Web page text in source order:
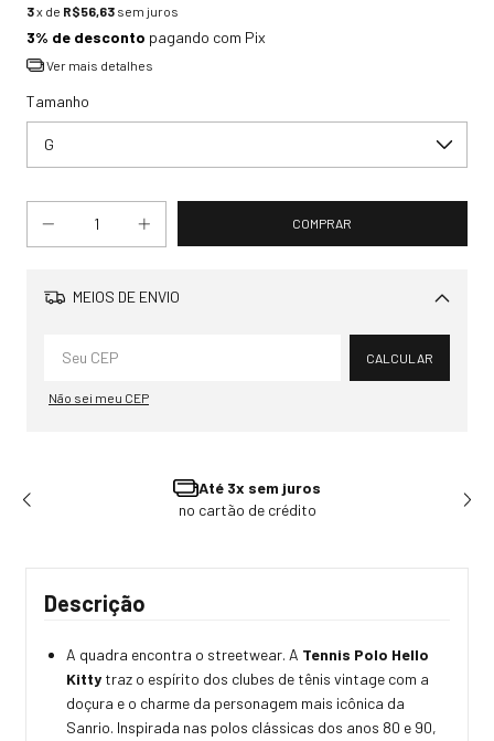
3x de R$56,63 sem juros
3% de desconto pagando com Pix
Ver mais detalhes
Tamanho
MEIOS DE ENVIO
Alterar CEP
CALCULAR
Não sei meu CEP
Até 3x sem juros
no cartão de crédito
Descrição
A quadra encontra o streetwear. A Tennis Polo Hello
Kitty traz o espírito dos clubes de tênis vintage com a
doçura e o charme da personagem mais icônica da
Sanrio. Inspirada nas polos clássicas dos anos 80 e 90,